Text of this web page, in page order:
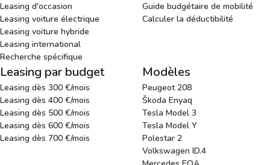
Leasing d'occasion
Leasing voiture électrique
Leasing voiture hybride
Leasing international
Recherche spécifique
Guide budgétaire de mobilité
Calculer la déductibilité
Leasing par budget
Leasing dès 300 €/mois
Leasing dès 400 €/mois
Leasing dès 500 €/mois
Leasing dès 600 €/mois
Leasing dès 700 €/mois
Modèles
Peugeot 208
Škoda Enyaq
Tesla Model 3
Tesla Model Y
Polestar 2
Volkswagen ID.4